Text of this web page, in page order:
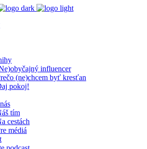
influencer
(ne)chcem byť kresťan
pokoj!
tím
cestách
médiá